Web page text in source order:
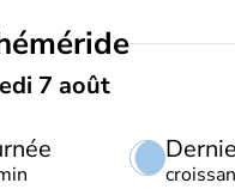
7 août